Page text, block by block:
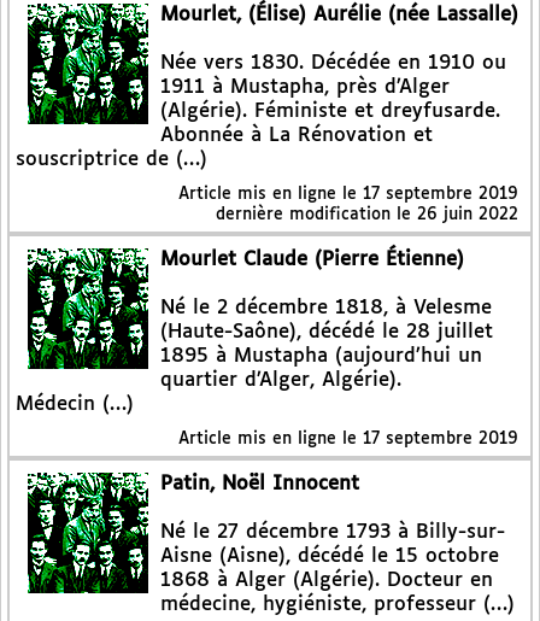
Mourlet, (Élise) Aurélie (née Lassalle)
Née vers 1830. Décédée en 1910 ou
1911 à Mustapha, près d’Alger
(Algérie). Féministe et dreyfusarde.
Abonnée à La Rénovation et
souscriptrice de (…)
Article mis en ligne le 17 septembre 2019
dernière modification le 26 juin 2022
Mourlet Claude (Pierre Étienne)
Né le 2 décembre 1818, à Velesme
(Haute-Saône), décédé le 28 juillet
1895 à Mustapha (aujourd’hui un
quartier d’Alger, Algérie).
Médecin (…)
Article mis en ligne le 17 septembre 2019
Patin, Noël Innocent
Né le 27 décembre 1793 à Billy-sur-
Aisne (Aisne), décédé le 15 octobre
1868 à Alger (Algérie). Docteur en
médecine, hygiéniste, professeur (…)